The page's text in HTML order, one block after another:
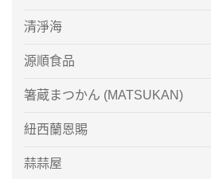
清淨海
源順食品
箸蔵まつかん (MATSUKAN)
紐西蘭恩賜
蒜蒜屋